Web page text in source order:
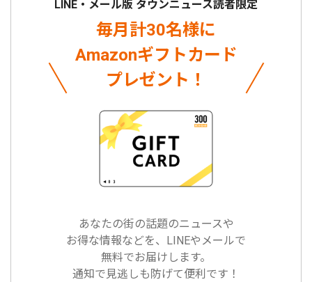
LINE・メール版 タウンニュース読者限定
毎月計30名様に
Amazonギフトカード
プレゼント！
あなたの街の話題のニュースや
お得な情報などを、LINEやメールで
無料でお届けします。
通知で見逃しも防げて便利です！